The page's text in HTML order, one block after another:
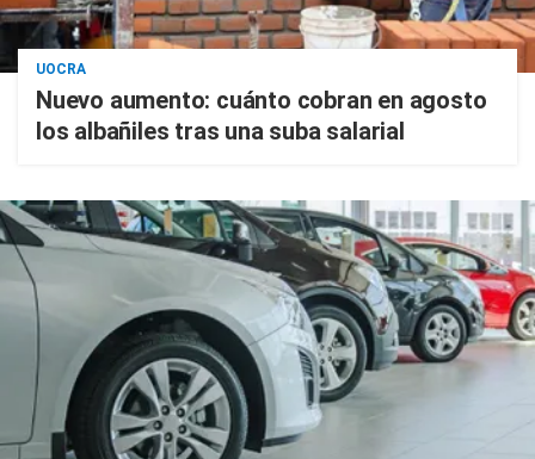
UOCRA
Nuevo aumento: cuánto cobran en agosto
los albañiles tras una suba salarial